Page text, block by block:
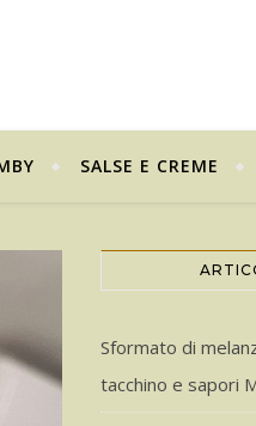
SALSE E CREME
Sformato di
tacchino e sapori